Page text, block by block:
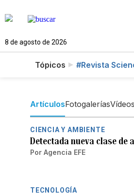
8 de agosto de 2026
Tópicos #Revista
ArtículosFotogaleríasVídeos
CIENCIA Y AMBIENTE
Detectada nueva clase
Por Agencia EFE
TECNOLOGÍA